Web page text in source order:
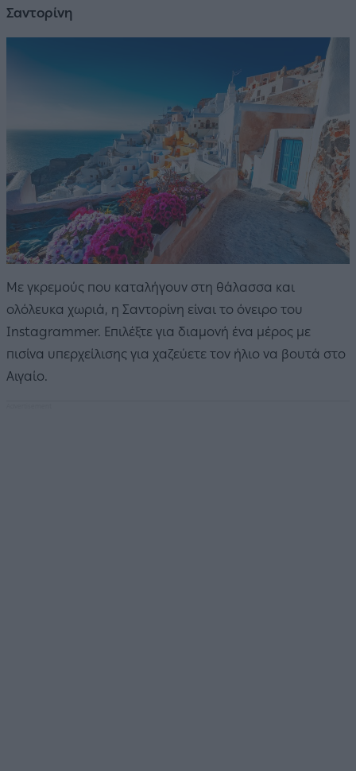
Σαντορίνη
Με γκρεμούς που καταλήγουν στη θάλασσα και
ολόλευκα χωριά, η Σαντορίνη είναι το όνειρο του
Instagrammer. Επιλέξτε για διαμονή ένα μέρος με
πισίνα υπερχείλισης για χαζεύετε τον ήλιο να βουτά στο
Αιγαίο.